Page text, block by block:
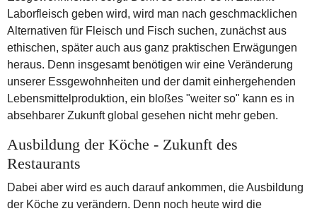
Laborfleisch geben wird, wird man nach geschmacklichen
Alternativen für Fleisch und Fisch suchen, zunächst aus
ethischen, später auch aus ganz praktischen Erwägungen
heraus. Denn insgesamt benötigen wir eine Veränderung
unserer Essgewohnheiten und der damit einhergehenden
Lebensmittelproduktion, ein bloßes "weiter so" kann es in
absehbarer Zukunft global gesehen nicht mehr geben.
Ausbildung der Köche - Zukunft des
Restaurants
Dabei aber wird es auch darauf ankommen, die Ausbildung
der Köche zu verändern. Denn noch heute wird die